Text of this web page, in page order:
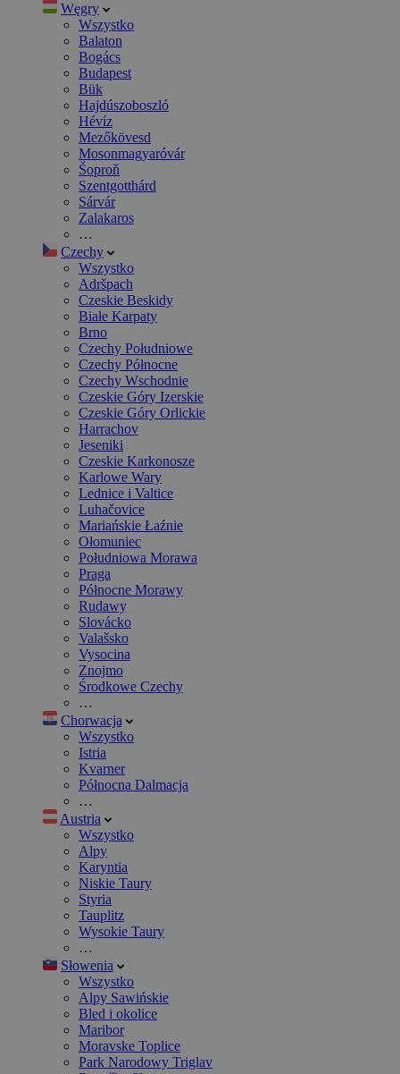
Węgry
Wszystko
Balaton
Bogács
Budapest
Bük
Hajdúszoboszló
Hévíz
Mezőkövesd
Mosonmagyaróvár
Šoproň
Szentgotthárd
Sárvár
Zalakaros
…
Czechy
Wszystko
Adršpach
Czeskie Beskidy
Białe Karpaty
Brno
Czechy Południowe
Czechy Północne
Czechy Wschodnie
Czeskie Góry Izerskie
Czeskie Góry Orlickie
Harrachov
Jeseniki
Czeskie Karkonosze
Karlowe Wary
Lednice i Valtice
Luhačovice
Mariańskie Łaźnie
Ołomuniec
Południowa Morawa
Praga
Północne Morawy
Rudawy
Slovácko
Valašsko
Vysocina
Znojmo
Środkowe Czechy
…
Chorwacja
Wszystko
Istria
Kvarner
Północna Dalmacja
…
Austria
Wszystko
Alpy
Karyntia
Niskie Taury
Styria
Tauplitz
Wysokie Taury
…
Słowenia
Wszystko
Alpy Sawińskie
Bled i okolice
Maribor
Moravske Toplice
Park Narodowy Triglav